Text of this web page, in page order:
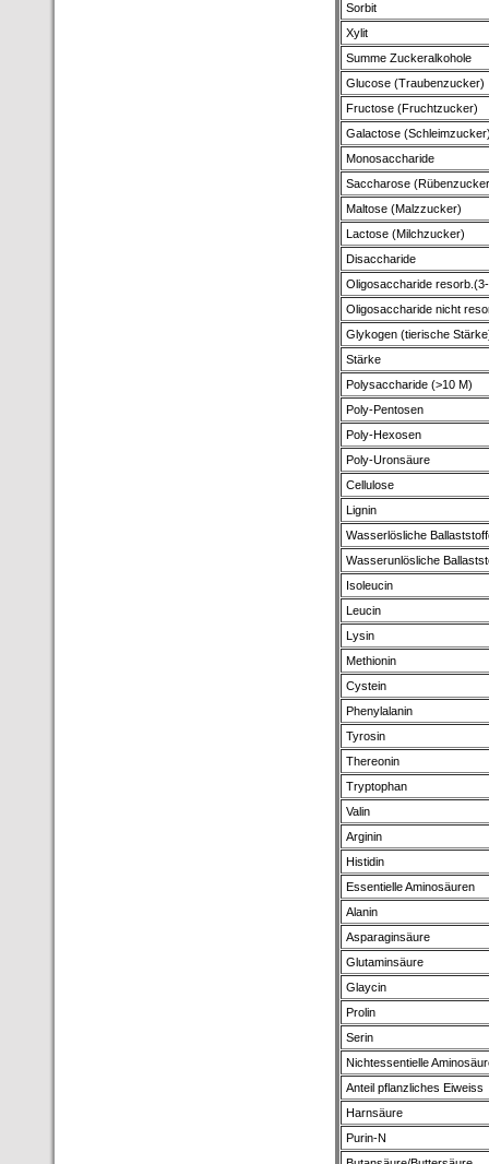
Sorbit
Xylit
Summe Zuckeralkohole
Glucose (Traubenzucker)
Fructose (Fruchtzucker)
Galactose
Monosaccharide
Saccharose
Maltose (Malzzucker)
Lactose (Milchzucker)
Disaccharide
Oligosaccharide
Oligosaccharide nicht
Glykogen (tierische
Stärke
Polysaccharide (>10 M)
Poly-Pentosen
Poly-Hexosen
Poly-Uronsäure
Cellulose
Lignin
Wasserlösliche
Wasserunlösliche
Isoleucin
Leucin
Lysin
Methionin
Cystein
Phenylalanin
Tyrosin
Thereonin
Tryptophan
Valin
Arginin
Histidin
Essentielle Aminosäuren
Alanin
Asparaginsäure
Glutaminsäure
Glaycin
Prolin
Serin
Nichtessentielle
Anteil pflanzliches Eiweiss
Harnsäure
Purin-N